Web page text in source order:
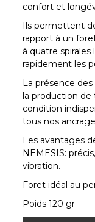
confort et
Ils permettent
rapport à un
à quatre
rapidement les
La présence
la production de
condition
tous nos
Les avantages
NEMESIS:
vibration.
Foret idéal au
Poids 120 gr